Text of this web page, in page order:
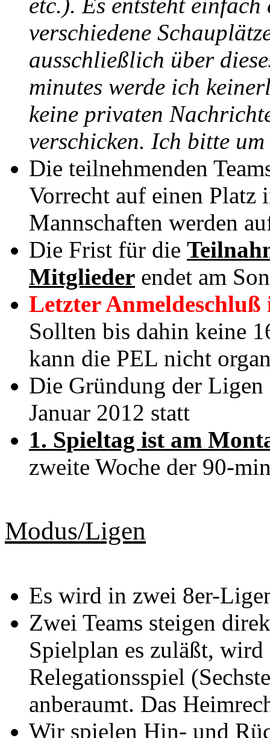
etc.). Es entsteht
verschiedene
ausschließlich über
minutes werde ich
keine privaten
verschicken. Ich bitte
Die teilnehmenden
Vorrecht auf einen Platz
Mannschaften werden
Die Frist für die
Mitglieder endet am
Letzter
Sollten bis dahin keine
kann die PEL nicht
Die Gründung der
Januar 2012 statt
1. Spieltag ist am
zweite Woche der 90-
Modus/Ligen
Es wird in zwei 8er-
Zwei Teams steigen
Spielplan es zuläßt,
Relegationsspiel
anberaumt. Das
Wir spielen Hin- und